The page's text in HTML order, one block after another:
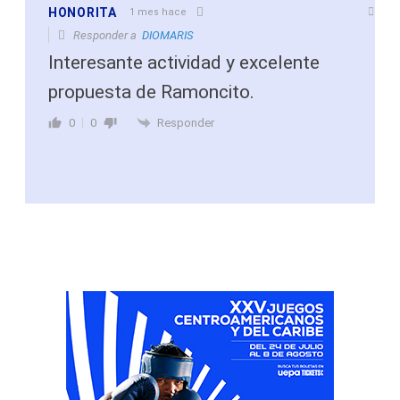
HONORITA 1 mes hace
Responder a DIOMARIS
Interesante actividad y excelente
propuesta de Ramoncito.
0 0 Responder